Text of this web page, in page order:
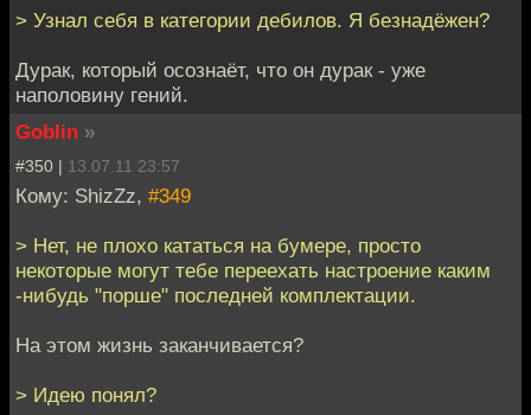
> Узнал себя в категории дебилов. Я безнадёжен?
Дурак, который осознаёт, что он дурак - уже
наполовину гений.
Goblin »
#350 | 13.07.11 23:57
Кому: ShizZz, #349
> Нет, не плохо кататься на бумере, просто
некоторые могут тебе переехать настроение каким
-нибудь "порше" последней комплектации.
На этом жизнь заканчивается?
> Идею понял?